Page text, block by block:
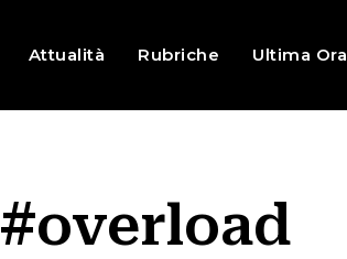
Attualità Rubriche Ultima Ora
#overload